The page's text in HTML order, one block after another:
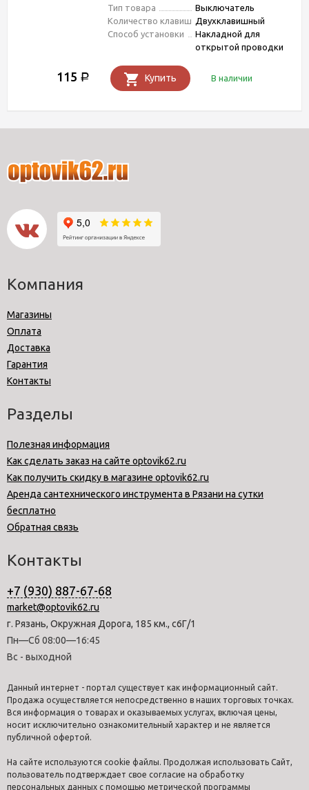
Тип товара
Выключатель
Количество клавиш Двухклавишный
Способ установки
Накладной для
открытой проводки
115 Р Купить В наличии
Компания
Магазины
Оплата
Доставка
Гарантия
Контакты
Разделы
Полезная информация
Как сделать заказ на сайте optovik62.ru
Как получить скидку в магазине optovik62.ru
Аренда сантехнического инструмента в Рязани на сутки
бесплатно
Обратная связь
Контакты
+7 (930) 887-67-68
market@optovik62.ru
г. Рязань, Окружная Дорога, 185 км., с6Г/1
Пн—Сб 08:00—16:45
Вс - выходной
Данный интернет - портал существует как информационный сайт.
Продажа осуществляется непосредственно в наших торговых точках.
Вся информация о товарах и оказываемых услугах, включая цены,
носит исключительно ознакомительный характер и не является
публичной офертой.
На сайте используются cookie файлы. Продолжая использовать Сайт,
пользователь подтверждает свое согласие на обработку
персональных данных с помощью метрической программы